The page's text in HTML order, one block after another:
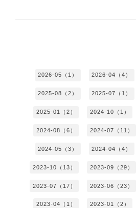
2026-05（1） 2026-04（4）
2025-08（2） 2025-07（1）
2025-01（2） 2024-10（1）
2024-08（6） 2024-07（11）
2024-05（3） 2024-04（4）
2023-10（13） 2023-09（29）
2023-07（17） 2023-06（23）
2023-04（1） 2023-01（2）